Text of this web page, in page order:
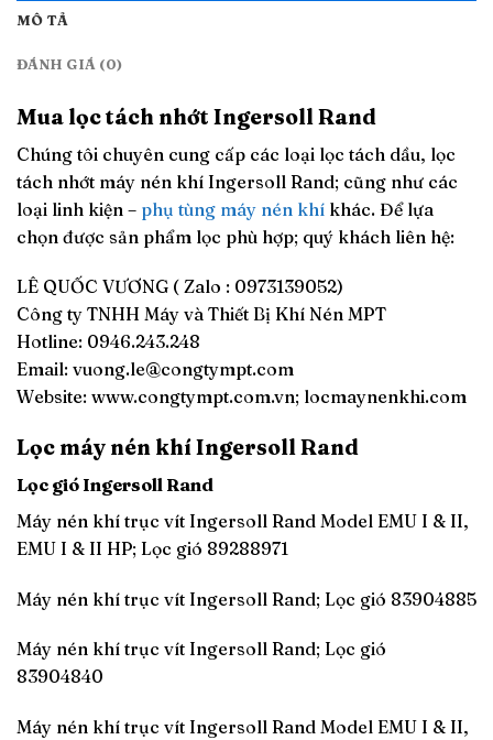
MÔ TẢ
ĐÁNH GIÁ (0)
Mua lọc tách nhớt Ingersoll Rand
Chúng tôi chuyên cung cấp các loại lọc tách dầu, lọc
tách nhớt máy nén khí Ingersoll Rand; cũng như các
loại linh kiện – phụ tùng máy nén khí khác. Để lựa
chọn được sản phẩm lọc phù hợp; quý khách liên hệ:
LÊ QUỐC VƯƠNG ( Zalo : 0973139052)
Công ty TNHH Máy và Thiết Bị Khí Nén MPT
Hotline: 0946.243.248
Email: vuong.le@congtympt.com
Website: www.congtympt.com.vn; locmaynenkhi.com
Lọc máy nén khí Ingersoll Rand
Lọc gió Ingersoll Rand
Máy nén khí trục vít Ingersoll Rand Model EMU I & II,
EMU I & II HP; Lọc gió 89288971
Máy nén khí trục vít Ingersoll Rand; Lọc gió 83904885
Máy nén khí trục vít Ingersoll Rand; Lọc gió
83904840
Máy nén khí trục vít Ingersoll Rand Model EMU I & II,